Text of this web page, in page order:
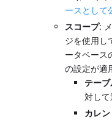
ースとして
スコープ:
ジを使用し
ータベース
の設定が適
テー
対し
カレ